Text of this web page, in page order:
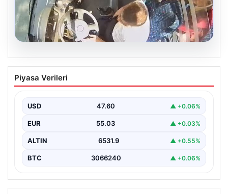
05.08.2026
Otobüste Rahatsızlanan Yolcuyu Şoför
Hızla Hastaneye Yönlendirdi
otobüslerinde yaşanan ilginç ve dikkat çekici…
Piyasa Verileri
USD 47.60 ▲ +0.06%
EUR 55.03 ▲ +0.03%
ALTIN 6531.9 ▲ +0.55%
BTC 3066240 ▲ +0.06%